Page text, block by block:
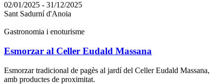
02/01/2025 - 31/12/2025
Sant Sadurní d'Anoia
Gastronomia i enoturisme
Esmorzar al Celler Eudald Massana
Esmorzar tradicional de pagès al jardí del Celler Eudald Massana,
amb productes de proximitat.